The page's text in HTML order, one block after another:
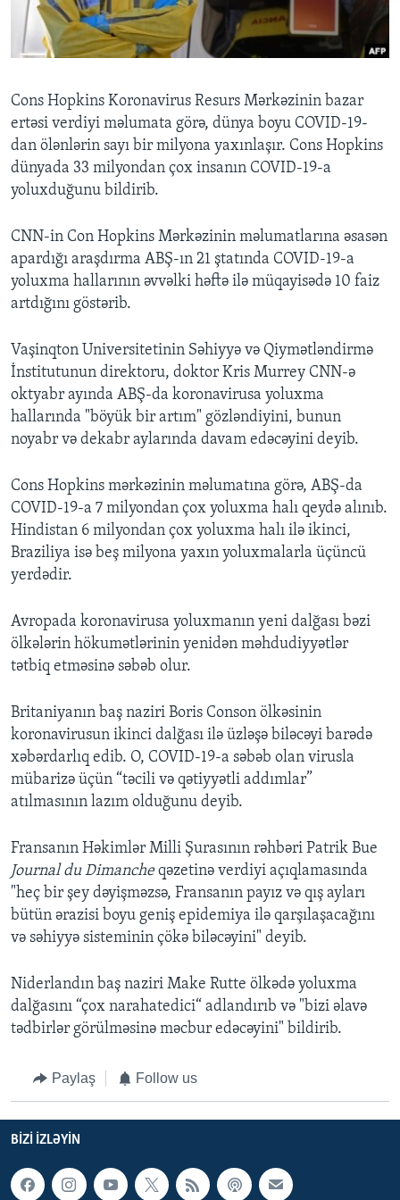
BIZI IZLƏYIN
Dillər
Cons Hopkins Koronavirus Resurs Mərkəzinin bazar
ertəsi verdiyi məlumata görə, dünya boyu COVID-19-
dan ölənlərin sayı bir milyona yaxınlaşır. Cons Hopkins
dünyada 33 milyondan çox insanın COVID-19-a
yoluxduğunu bildirib.
CNN-in Con Hopkins Mərkəzinin məlumatlarına əsasən
apardığı araşdırma ABŞ-ın 21 ştatında COVID-19-a
yoluxma hallarının əvvəlki həftə ilə müqayisədə 10 faiz
artdığını göstərib.
Vaşinqton Universitetinin Səhiyyə və Qiymətləndirmə
İnstitutunun direktoru, doktor Kris Murrey CNN-ə
oktyabr ayında ABŞ-da koronavirusa yoluxma
hallarında "böyük bir artım" gözləndiyini, bunun
noyabr və dekabr aylarında davam edəcəyini deyib.
Cons Hopkins mərkəzinin məlumatına görə, ABŞ-da
COVID-19-a 7 milyondan çox yoluxma halı qeydə alınıb.
Hindistan 6 milyondan çox yoluxma halı ilə ikinci,
Braziliya isə beş milyona yaxın yoluxmalarla üçüncü
yerdədir.
Avropada koronavirusa yoluxmanın yeni dalğası bəzi
ölkələrin hökumətlərinin yenidən məhdudiyyətlər
tətbiq etməsinə səbəb olur.
Britaniyanın baş naziri Boris Conson ölkəsinin
koronavirusun ikinci dalğası ilə üzləşə biləcəyi barədə
xəbərdarlıq edib. O, COVID-19-a səbəb olan virusla
mübarizə üçün “təcili və qətiyyətli addımlar”
atılmasının lazım olduğunu deyib.
Fransanın Həkimlər Milli Şurasının rəhbəri Patrik Bue
Journal du Dimancheqəzetinə verdiyi açıqlamasında
"heç bir şey dəyişməzsə, Fransanın payız və qış ayları
bütün ərazisi boyu geniş epidemiya ilə qarşılaşacağını
və səhiyyə sisteminin çökə biləcəyini" deyib.
Niderlandın baş naziri Make Rutte ölkədə yoluxma
dalğasını “çox narahatedici“ adlandırıb və "bizi əlavə
tədbirlər görülməsinə məcbur edəcəyini" bildirib.
Paylaş Follow us
BIZI IZLƏYIN